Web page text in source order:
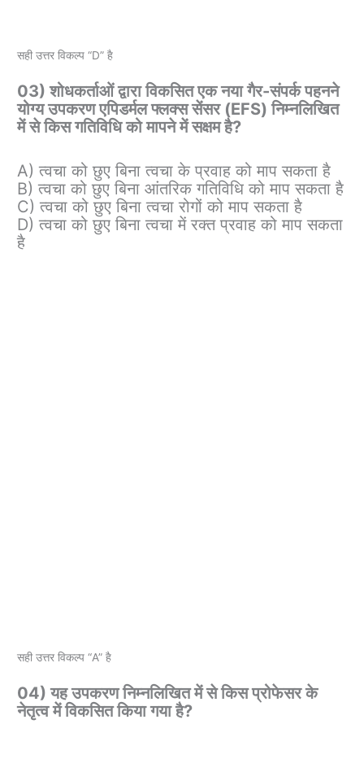
सही उत्तर विकल्प “D” है
03) शोधकर्ताओं द्वारा विकसित एक नया गैर-संपर्क पहनने
योग्य उपकरण एपिडर्मल फ्लक्स सेंसर (EFS) निम्नलिखित
में से किस गतिविधि को मापने में सक्षम है?
A) त्वचा को छुए बिना त्वचा के प्रवाह को माप सकता है
B) त्वचा को छुए बिना आंतरिक गतिविधि को माप सकता है
C) त्वचा को छुए बिना त्वचा रोगों को माप सकता है
D) त्वचा को छुए बिना त्वचा में रक्त प्रवाह को माप सकता
है
सही उत्तर विकल्प “A” है
04) यह उपकरण निम्नलिखित में से किस प्रोफेसर के
नेतृत्व में विकसित किया गया है?